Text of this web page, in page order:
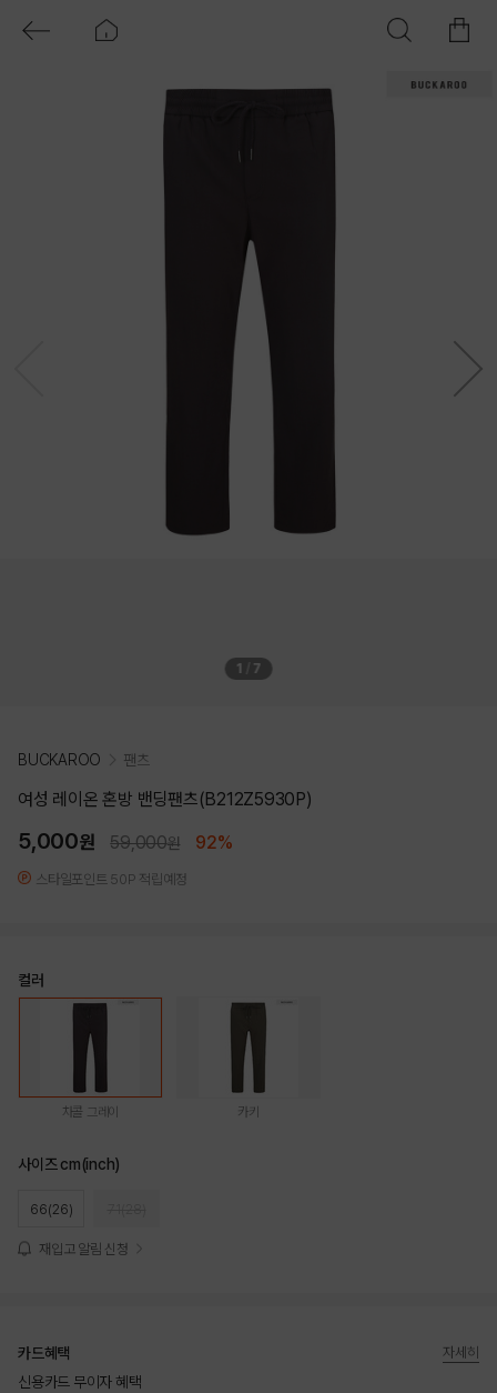
1 7
BUCKAROO 팬츠
여성 레이온 혼방 밴딩팬츠(B212Z5930P)
5,000원 59,000원 92%
스타일포인트 50P 적립예정
컬러
차콜 그레이 카키
사이즈 cm(inch)
66(26)
재입고 알림 신청
카드혜택
신용카드 무이자 혜택
자세히